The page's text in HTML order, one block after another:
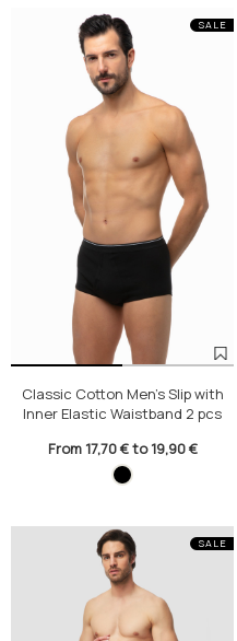
SALE
Classic Cotton Men's Slip with
Inner Elastic Waistband 2 pcs
From 17,70 € to 19,90 €
SALE